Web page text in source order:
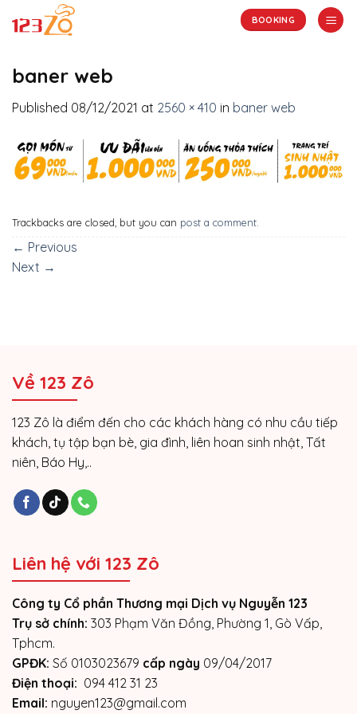
BOOKING
baner web
Published 08/12/2021 at 2560 × 410 in baner web
Trackbacks are closed, but you can post a comment.
← Previous
Next →
Về 123 Zô
123 Zô là điểm đến cho các khách hàng có nhu cầu tiếp
khách, tụ tập bạn bè, gia đình, liên hoan sinh nhật, Tất
niên, Báo Hy,..
Liên hệ với 123 Zô
Công ty Cổ phần Thương mại Dịch vụ Nguyễn 123
Trụ sở chính: 303 Phạm Văn Đồng, Phường 1, Gò Vấp,
Tphcm.
GPĐK: Số 0103023679 cấp ngày 09/04/2017
Điện thoại: 094 412 31 23
Email: nguyen123@gmail.com